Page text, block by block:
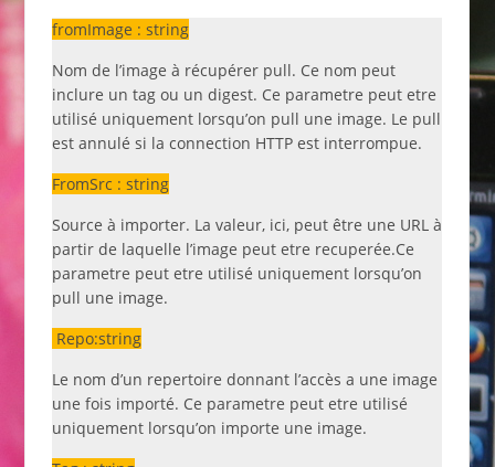
fromImage : string
Nom de l’image à récupérer pull. Ce nom peut
inclure un tag ou un digest. Ce parametre peut etre
utilisé uniquement lorsqu’on pull une image. Le pull
est annulé si la connection HTTP est interrompue.
FromSrc : string
Source à importer. La valeur, ici, peut être une URL à
partir de laquelle l’image peut etre recuperée.Ce
parametre peut etre utilisé uniquement lorsqu’on
pull une image.
Repo:string
Le nom d’un repertoire donnant l’accès a une image
une fois importé. Ce parametre peut etre utilisé
uniquement lorsqu’on importe une image.